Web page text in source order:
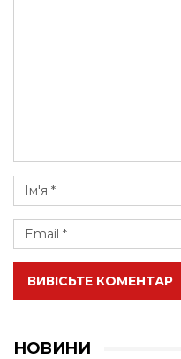
ВИВІСЬТЕ КОМЕНТАР
НОВИНИ